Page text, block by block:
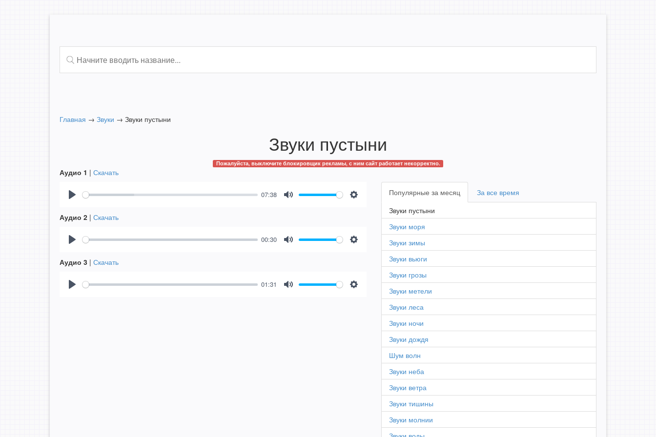
Главная → Звуки → Звуки пустыни
Звуки пустыни
Пожалуйста, выключите блокировщик рекламы, с ним сайт работает некорректно.
Аудио 1 | Скачать
07:38
Аудио 2 | Скачать
00:30
Аудио 3 | Скачать
01:31
Популярные за месяц
За все время
Звуки пустыни
Звуки моря
Звуки зимы
Звуки вьюги
Звуки грозы
Звуки метели
Звуки леса
Звуки ночи
Звуки дождя
Шум волн
Звуки неба
Звуки ветра
Звуки тишины
Звуки молнии